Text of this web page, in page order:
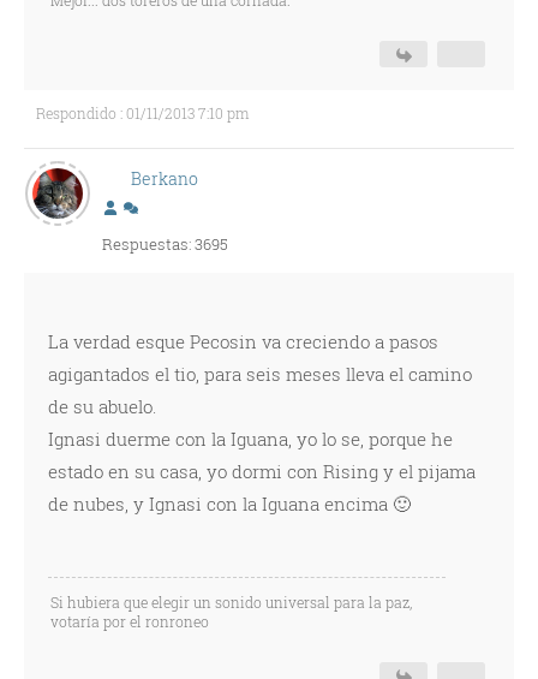
Respondido : 01/11/2013 7:10 pm
Berkano
Respuestas: 3695
La verdad esque Pecosin va creciendo a pasos
agigantados el tio, para seis meses lleva el camino
de su abuelo.
Ignasi duerme con la Iguana, yo lo se, porque he
estado en su casa, yo dormi con Rising y el pijama
de nubes, y Ignasi con la Iguana encima 🙂
Si hubiera que elegir un sonido universal para la paz,
votaría por el ronroneo